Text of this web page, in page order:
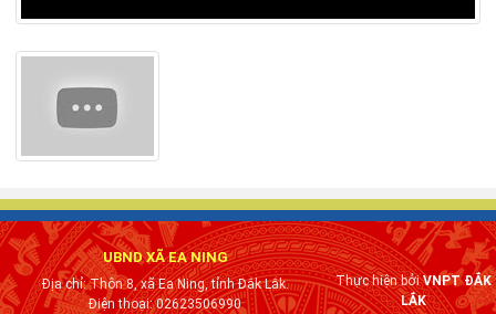
UBND XÃ EA NING
Địa chỉ: Thôn 8, xã Ea Ning, tỉnh Đắk Lắk.
Điện thoại: 02623506990
Thực hiện bởiVNPT ĐẮK
LẮK